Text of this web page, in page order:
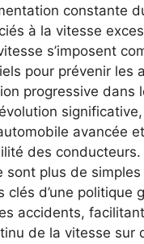
constante
à la vitesse
s’imposent
pour prévenir les
progressive dans
avancée
des conducteurs.
sont plus de
clés d’une politique
accidents,
de la vitesse sur